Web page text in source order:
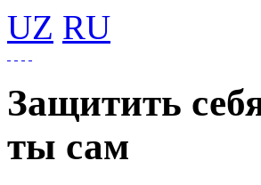
UZ RU
Защитить
ты сам